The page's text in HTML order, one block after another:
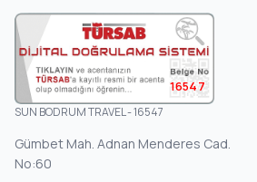
16547
SUN BODRUM TRAVEL - 16547
Gümbet Mah. Adnan Menderes Cad.
No:60